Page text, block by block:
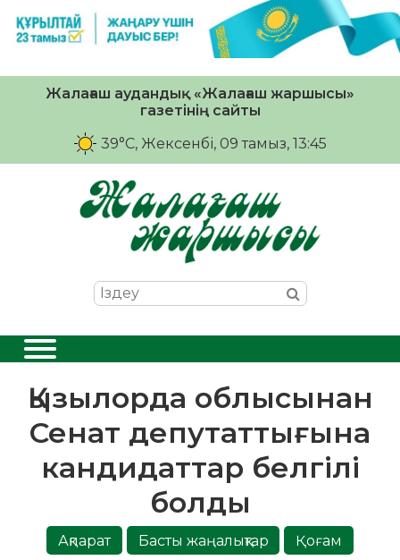
Жалағаш аудандық «Жалағаш жаршысы»
газетінің сайты
39°C, Жексенбі, 09 тамыз, 13:45
Қызылорда облысынан
Сенат депутаттығына
кандидаттар белгілі
болды
Ақпарат Басты жаңалықтар
Қоғам